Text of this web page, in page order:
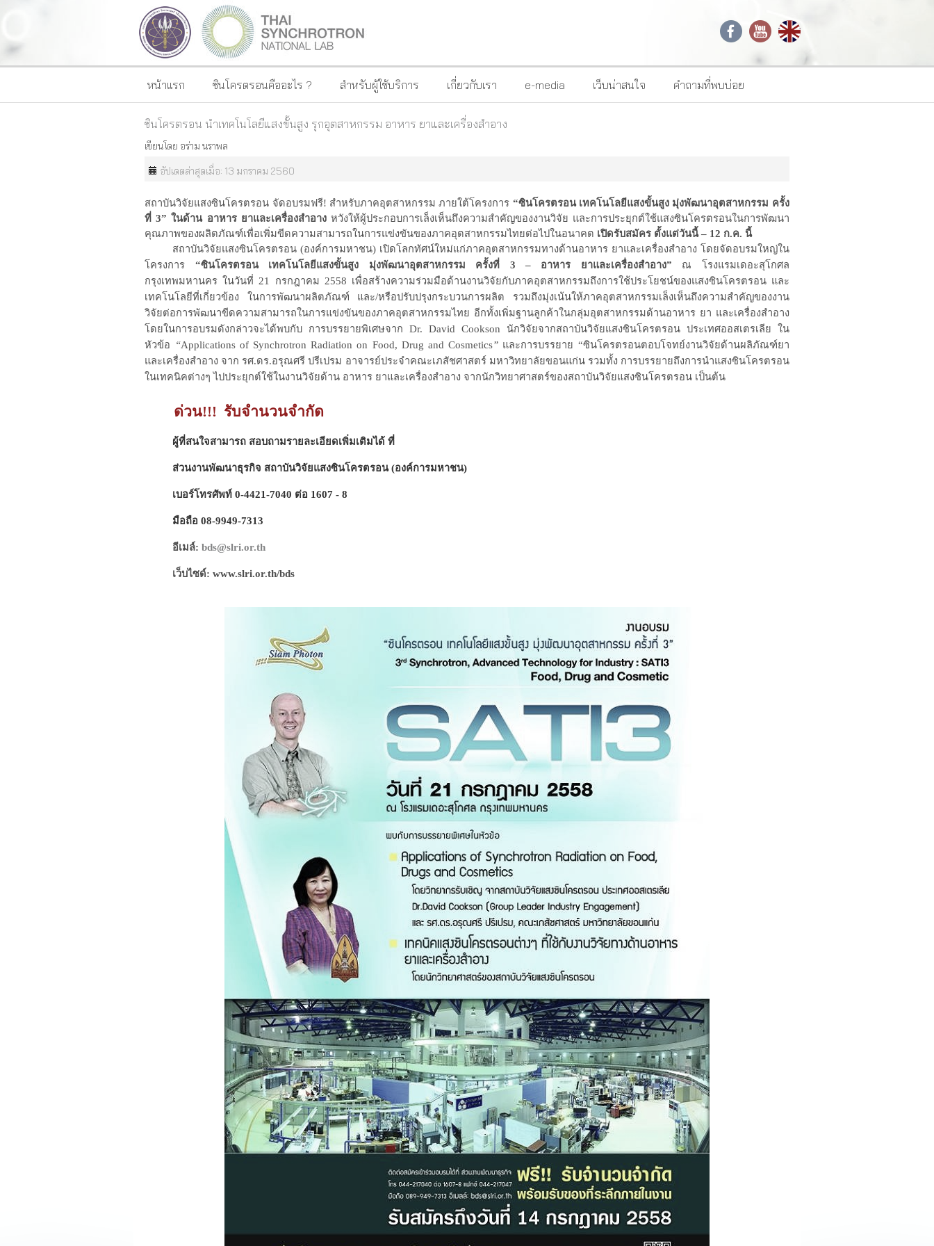
หน้าแรก ซินโครตรอนคืออะไร ? สำหรับผู้ใช้บริการ เกี่ยวกับเรา e-media เว็บน่าสนใจ คำถามที่พบบ่อย
ซินโครตรอน นำเทคโนโลยีแสงขั้นสูง รุกอุตสาหกรรม อาหาร ยาและเครื่องสำอาง
เขียนโดย อร่าม นราพล
อัปเดตล่าสุดเมื่อ: 13 มกราคม 2560
สถาบันวิจัยแสงซินโครตรอน จัดอบรมฟรี! สำหรับภาคอุตสาหกรรม ภายใต้โครงการ “ซินโครตรอน เทคโนโลยีแสงขั้นสูง มุ่งพัฒนาอุตสาหกรรม ครั้ง
ที่ 3” ในด้าน อาหาร ยาและเครื่องสำอาง หวังให้ผู้ประกอบการเล็งเห็นถึงความสำคัญของงานวิจัย และการประยุกต์ใช้แสงซินโครตรอนในการพัฒนา
คุณภาพของผลิตภัณฑ์เพื่อเพิ่มขีดความสามารถในการแข่งขันของภาคอุตสาหกรรมไทยต่อไปในอนาคต เปิดรับสมัคร ตั้งแต่วันนี้ – 12 ก.ค. นี้
สถาบันวิจัยแสงซินโครตรอน (องค์การมหาชน) เปิดโลกทัศน์ใหม่แก่ภาคอุตสาหกรรมทางด้านอาหาร ยาและเครื่องสำอาง โดยจัดอบรมใหญ่ใน
โครงการ “ซินโครตรอน เทคโนโลยีแสงขั้นสูง มุ่งพัฒนาอุตสาหกรรม ครั้งที่ 3 – อาหาร ยาและเครื่องสำอาง” ณ โรงแรมเดอะสุโกศล
กรุงเทพมหานครในวันที่ 21 กรกฎาคม 2558 เพื่อสร้างความร่วมมือด้านงานวิจัยกับภาคอุตสาหกรรมถึงการใช้ประโยชน์ของแสงซินโครตรอน และ
เทคโนโลยีที่เกี่ยวข้อง ในการพัฒนาผลิตภัณฑ์ และ/หรือปรับปรุงกระบวนการผลิต รวมถึงมุ่งเน้นให้ภาคอุตสาหกรรมเล็งเห็นถึงความสำคัญของงาน
วิจัยต่อการพัฒนาขีดความสามารถในการแข่งขันของภาคอุตสาหกรรมไทย อีกทั้งเพิ่มฐานลูกค้าในกลุ่มอุตสาหกรรมด้านอาหาร ยา และเครื่องสำอาง
โดยในการอบรมดังกล่าวจะได้พบกับ การบรรยายพิเศษจาก Dr. David Cookson นักวิจัยจากสถาบันวิจัยแสงซินโครตรอน ประเทศออสเตรเลีย ใน
หัวข้อ
“Applications of Synchrotron Radiation on Food, Drug and Cosmetics” และการบรรยาย “ซินโครตรอนตอบโจทย์งานวิจัยด้านผลิภัณฑ์ยา
และเครื่องสำอาง จาก รศ.ดร.อรุณศรี ปรีเปรม อาจารย์ประจำคณะเภสัชศาสตร์ มหาวิทยาลัยขอนแก่น รวมทั้ง การบรรยายถึงการนำแสงซินโครตรอน
ในเทคนิคต่างๆ ไปประยุกต์ใช้ในงานวิจัยด้าน อาหาร ยาและเครื่องสำอาง จากนักวิทยาศาสตร์ของสถาบันวิจัยแสงซินโครตรอน เป็นต้น
ด่วน!!! รับจำนวนจำกัด
ผู้ที่สนใจสามารถ สอบถามรายละเอียดเพิ่มเติมได้ ที่
ส่วนงานพัฒนาธุรกิจ สถาบันวิจัยแสงซินโครตรอน (องค์การมหาชน)
เบอร์โทรศัพท์0-4421-7040 ต่อ 1607 - 8
มือถือ 08-9949-7313
อีเมล์:bds@slri.or.th
เว็บไซด์: www.slri.or.th/bds